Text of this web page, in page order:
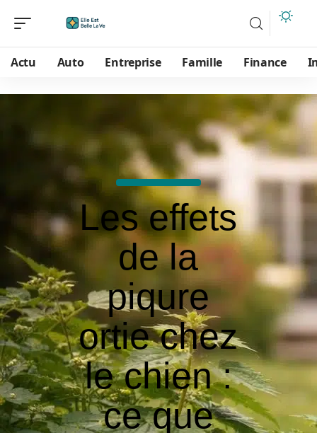
Actu Auto Entreprise Famille Finance
Les effets
de la
piqure
ortie chez
le chien :
ce que